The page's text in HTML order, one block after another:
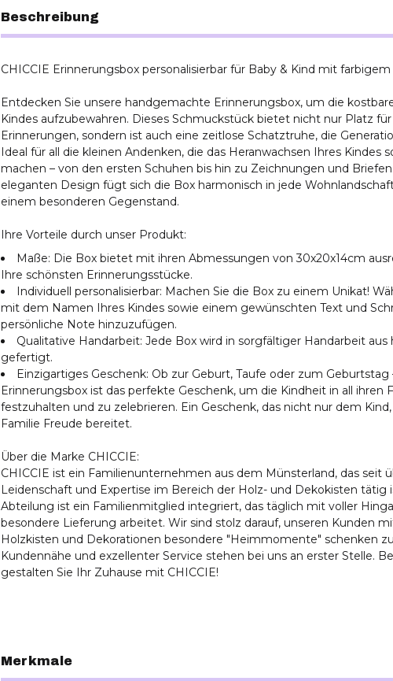
Beschreibung
CHICCIE Erinnerungsbox personalisierbar für Baby & Kind mit
Entdecken Sie unsere handgemachte Erinnerungsbox, um die
Kindes aufzubewahren. Dieses Schmuckstück bietet nicht nur Platz
Erinnerungen, sondern ist auch eine zeitlose Schatztruhe, die
Ideal für all die kleinen Andenken, die das Heranwachsen Ihres Kindes
machen – von den ersten Schuhen bis hin zu Zeichnungen und
eleganten Design fügt sich die Box harmonisch in jede
einem besonderen Gegenstand.
Ihre Vorteile durch unser Produkt:
Maße: Die Box bietet mit ihren Abmessungen von 30x20x14cm
Ihre schönsten Erinnerungsstücke.
Individuell personalisierbar: Machen Sie die Box zu einem Unikat!
mit dem Namen Ihres Kindes sowie einem gewünschten Text und
persönliche Note hinzuzufügen.
Qualitative Handarbeit: Jede Box wird in sorgfältiger Handarbeit
gefertigt.
Einzigartiges Geschenk: Ob zur Geburt, Taufe oder zum Geburtstag
Erinnerungsbox ist das perfekte Geschenk, um die Kindheit in all ihren
festzuhalten und zu zelebrieren. Ein Geschenk, das nicht nur dem
Familie Freude bereitet.
Über die Marke CHICCIE:
CHICCIE ist ein Familienunternehmen aus dem Münsterland, das seit
Leidenschaft und Expertise im Bereich der Holz- und Dekokisten tätig
Abteilung ist ein Familienmitglied integriert, das täglich mit voller
besondere Lieferung arbeitet. Wir sind stolz darauf, unseren Kunden
Holzkisten und Dekorationen besondere "Heimmomente" schenken
Kundennähe und exzellenter Service stehen bei uns an erster Stelle.
gestalten Sie Ihr Zuhause mit CHICCIE!
Merkmale